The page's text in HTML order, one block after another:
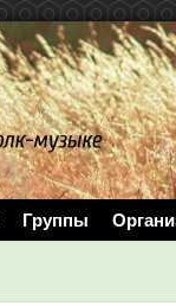
Группы